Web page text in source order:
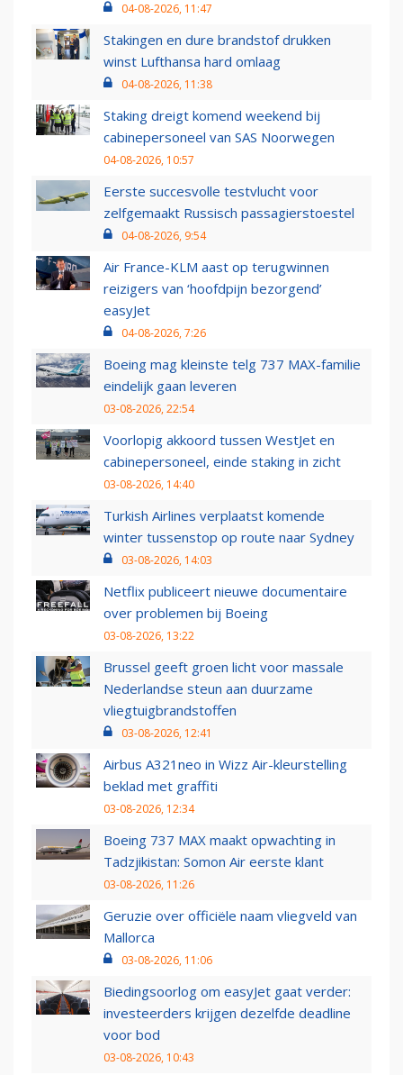
04-08-2026, 11:47
Stakingen en dure brandstof drukken
winst Lufthansa hard omlaag
04-08-2026, 11:38
Staking dreigt komend weekend bij
cabinepersoneel van SAS Noorwegen
04-08-2026, 10:57
Eerste succesvolle testvlucht voor
zelfgemaakt Russisch passagierstoestel
04-08-2026, 9:54
Air France-KLM aast op terugwinnen
reizigers van ‘hoofdpijn bezorgend’
easyJet
04-08-2026, 7:26
Boeing mag kleinste telg 737 MAX-familie
eindelijk gaan leveren
03-08-2026, 22:54
Voorlopig akkoord tussen WestJet en
cabinepersoneel, einde staking in zicht
03-08-2026, 14:40
Turkish Airlines verplaatst komende
winter tussenstop op route naar Sydney
03-08-2026, 14:03
Netflix publiceert nieuwe documentaire
over problemen bij Boeing
03-08-2026, 13:22
Brussel geeft groen licht voor massale
Nederlandse steun aan duurzame
vliegtuigbrandstoffen
03-08-2026, 12:41
Airbus A321neo in Wizz Air-kleurstelling
beklad met graffiti
03-08-2026, 12:34
Boeing 737 MAX maakt opwachting in
Tadzjikistan: Somon Air eerste klant
03-08-2026, 11:26
Geruzie over officiële naam vliegveld van
Mallorca
03-08-2026, 11:06
Biedingsoorlog om easyJet gaat verder:
investeerders krijgen dezelfde deadline
voor bod
03-08-2026, 10:43